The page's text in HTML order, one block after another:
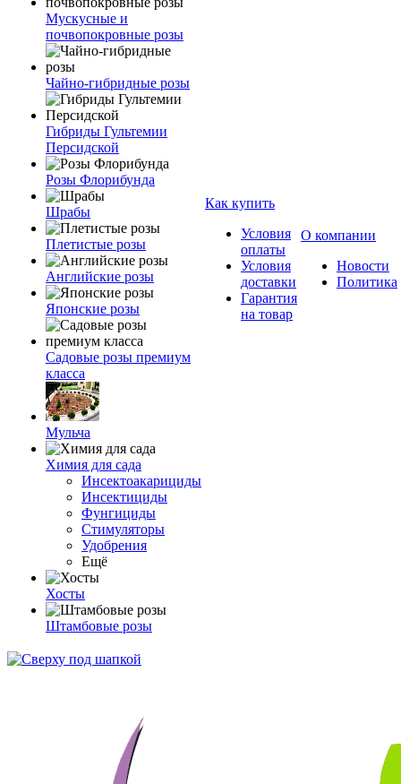
Мускусные и
почвопокровные розы
Чайно-гибридные розы
Гибриды Гультемии
Персидской
Розы Флорибунда
Шрабы
Плетистые розы
Английские розы
Японские розы
Садовые розы премиум
класса
Мульча
Химия для сада
Инсектоакарициды
Инсектициды
Фунгициды
Стимуляторы
Удобрения
Ещё
Хосты
Штамбовые розы
Как купить
Условия
оплаты
Условия
доставки
Гарантия
на товар
О компании
Новости
Политика